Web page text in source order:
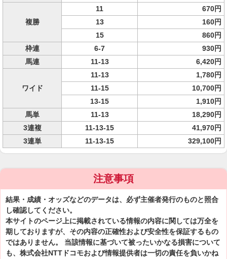
複勝
11
670円
13
160円
15
860円
枠連
6-7
930円
馬連
11-13 6,420円
ワイド
11-13
1,780円
11-15
10,700円
13-15
1,910円
馬単
11-13
18,290円
3連複
11-13-15
41,970円
3連単
11-13-15 329,100円
注意事項
結果・成績・オッズなどのデータは、必ず主催者発行のものと照合
し確認してください。
本サイトのページ上に掲載されている情報の内容に関しては万全を
期しておりますが、その内容の正確性および安全性を保証するもの
ではありません。 当該情報に基づいて被ったいかなる損害について
も、株式会社NTTドコモおよび情報提供者は一切の責任を負いかね